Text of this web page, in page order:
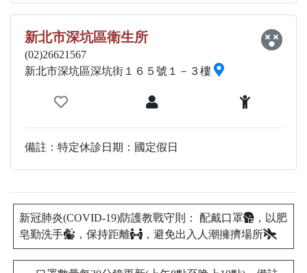
新北市深坑區衛生所
(02)26621567
新北市深坑區深坑街１６５號１－３樓
備註：特定休診日期：國定假日
新冠肺炎(COVID-19)防護教戰守則： 配戴口罩
，以肥
皂勤洗手
，保持距離 ，避免出入人潮擁擠場所